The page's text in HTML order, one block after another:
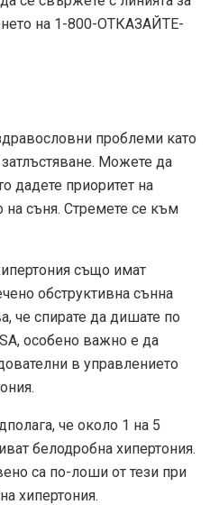
на 1-800-ОТКАЗАЙТЕ-
проблеми като
Можете да
дадете приоритет на
на съня. Стремете се към
също имат
обструктивна сънна
че спирате да дишате по
особено важно е да
в управлението
че около 1 на 5
белодробна хипертония.
са по-лоши от тези при
хипертония.